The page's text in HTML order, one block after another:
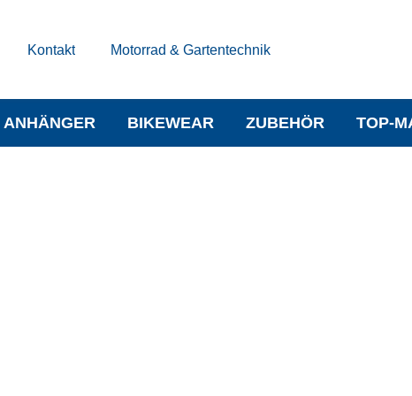
Kontakt Motorrad & Gartentechnik
ANHÄNGER BIKEWEAR ZUBEHÖR TOP-